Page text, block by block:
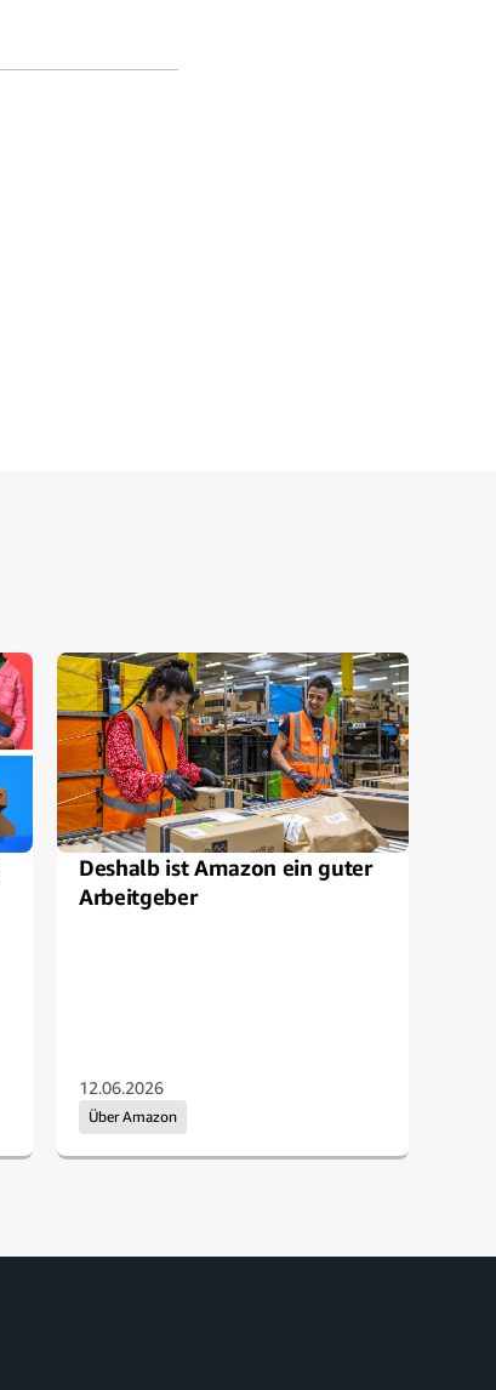
Deshalb ist Amazon ein guter
Arbeitgeber
Über Amazon
12.06.2026